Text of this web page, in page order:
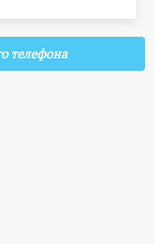
телефона